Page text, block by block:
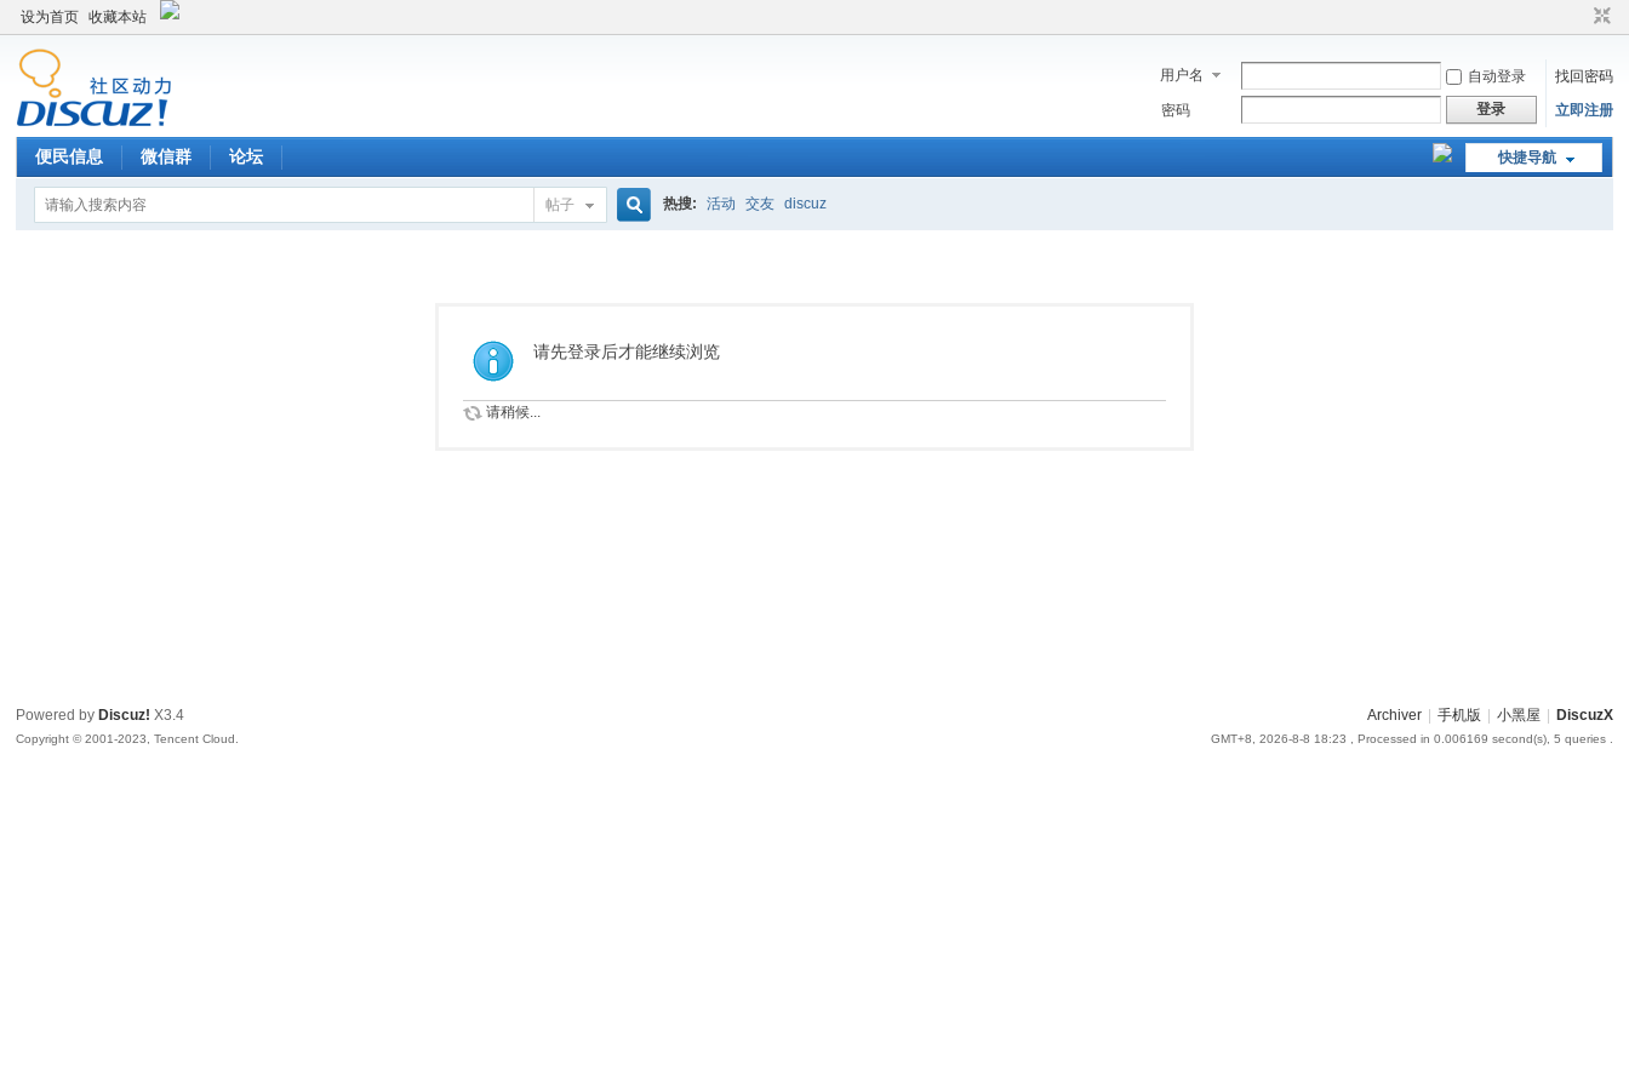
设为首页 收藏本站
用户名 自动登录
找回密码
密码
登录 立即注册
快捷导航
便民信息 微信群 论坛
帖子
索
热搜: 活动 交友 discuz
请先登录后才能继续浏览
请稍候...
Archiver 手机版 小黑屋 DiscuzX
GMT+8, 2026-8-8 18:23 , Processed in 0.006169 second(s), 5 queries .
Powered by Discuz! X3.4
Copyright © 2001-2023, Tencent Cloud.